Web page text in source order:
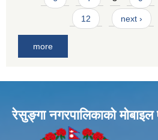
12 next ›
more
रेसुङ्गा नगरपालिकाकाे माेबाइल